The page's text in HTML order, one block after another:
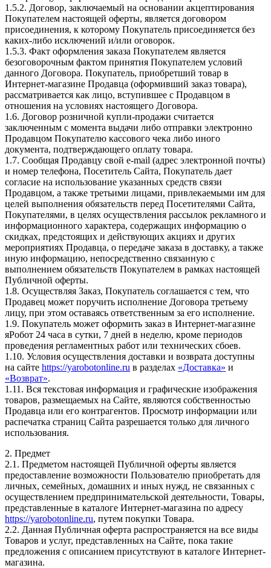
1.5.2. Договор, заключаемый на основании акцептирования
Покупателем настоящей оферты, является договором
присоединения, к которому Покупатель присоединяется без
каких-либо исключений и/или оговорок.
1.5.3. Факт оформления заказа Покупателем является
безоговорочным фактом принятия Покупателем условий
данного Договора. Покупатель, приобретший товар в
Интернет-магазине Продавца (оформивший заказ товара),
рассматривается как лицо, вступившее с Продавцом в
отношения на условиях настоящего Договора.
1.6. Договор розничной купли-продажи считается
заключенным с момента выдачи либо отправки электронно
Продавцом Покупателю кассового чека либо иного
документа, подтверждающего оплату товара.
1.7. Сообщая Продавцу свой e-mail (адрес электронной почты)
и номер телефона, Посетитель Сайта, Покупатель дает
согласие на использование указанных средств связи
Продавцом, а также третьими лицами, привлекаемыми им для
целей выполнения обязательств перед Посетителями Сайта,
Покупателями, в целях осуществления рассылок рекламного и
информационного характера, содержащих информацию о
скидках, предстоящих и действующих акциях и других
мероприятиях Продавца, о передаче заказа в доставку, а также
иную информацию, непосредственно связанную с
выполнением обязательств Покупателем в рамках настоящей
Публичной оферты.
1.8. Осуществляя Заказ, Покупатель соглашается с тем, что
Продавец может поручить исполнение Договора третьему
лицу, при этом оставаясь ответственным за его исполнение.
1.9. Покупатель может оформить заказ в Интернет-магазине
яРобот 24 часа в сутки, 7 дней в неделю, кроме периодов
проведения регламентных работ или технических сбоев.
1.10. Условия осуществления доставки и возврата доступны
на сайте https://yarobotonline.ru в разделах «Доставка» и
«Возврат».
1.11. Вся текстовая информация и графические изображения
товаров, размещаемых на Сайте, являются собственностью
Продавца или его контрагентов. Просмотр информации или
распечатка страниц Сайта разрешается только для личного
использования.
2. Предмет
2.1. Предметом настоящей Публичной оферты является
предоставление возможности Пользователю приобретать для
личных, семейных, домашних и иных нужд, не связанных с
осуществлением предпринимательской деятельности, Товары,
представленные в каталоге Интернет-магазина по адресу
https://yarobotonline.ru, путем покупки Товара.
2.2. Данная Публичная оферта распространяется на все виды
Товаров и услуг, представленных на Сайте, пока такие
предложения с описанием присутствуют в каталоге Интернет-
магазина.